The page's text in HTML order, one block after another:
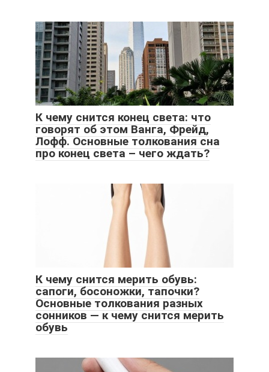
К чему снится конец света: что
говорят об этом Ванга, Фрейд,
Лофф. Основные толкования сна
про конец света – чего ждать?
К чему снится мерить обувь:
сапоги, босоножки, тапочки?
Основные толкования разных
сонников — к чему снится мерить
обувь